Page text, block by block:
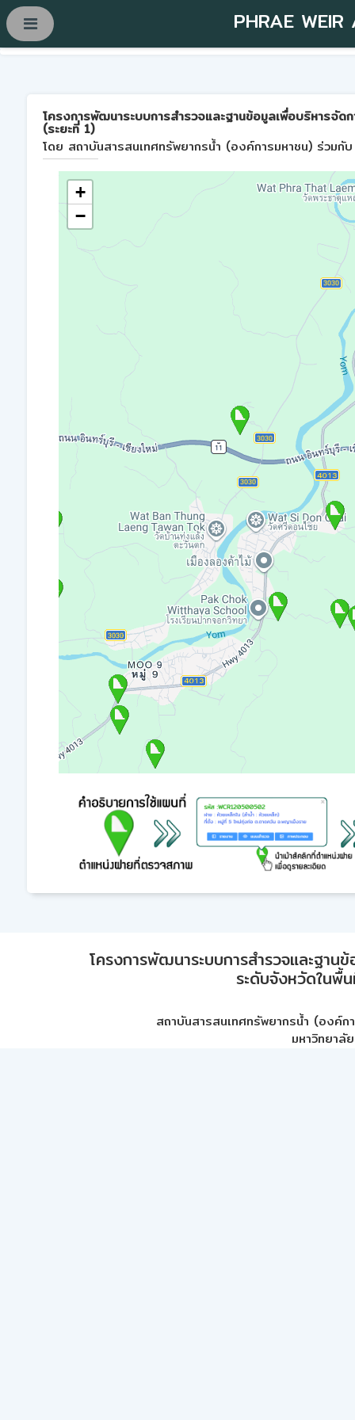
PHRAE WEIR
โครงการพัฒนาระบบการสำรวจและฐานข้อมูลเพื่อบริหารจั
(ระยะที่ 1)
โดย สถาบันสารสนเทศทรัพยากรน้ำ (องค์การมหาชน) ร่วมกั
+
−
โครงการพัฒนาระบบการสำรวจและฐา
ระดับจังหวัดในพื้
สถาบันสารสนเทศทรัพยากรน้ำ (องค์ก
มหาวิทยาลั